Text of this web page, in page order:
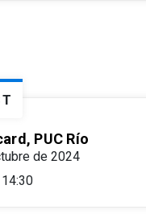
PUC Río
de 2024